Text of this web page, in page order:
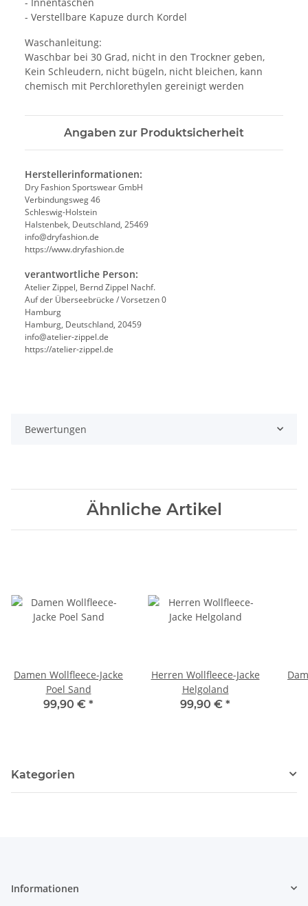
- Verstellbare Kapuze durch Kordel
Waschanleitung:
Waschbar bei 30 Grad, nicht in den Trockner geben,
Kein Schleudern, nicht bügeln, nicht bleichen, kann
chemisch mit Perchlorethylen gereinigt werden
Angaben zur Produktsicherheit
Herstellerinformationen:
Dry Fashion Sportswear GmbH
Verbindungsweg 46
Schleswig-Holstein
Halstenbek, Deutschland, 25469
info@dryfashion.de
https://www.dryfashion.de
verantwortliche Person:
Atelier Zippel, Bernd Zippel Nachf.
Auf der Überseebrücke / Vorsetzen 0
Hamburg
Hamburg, Deutschland, 20459
info@atelier-zippel.de
https://atelier-zippel.de
Bewertungen
Ähnliche Artikel
Damen Wollfleece-Jacke
Poel Sand
99,90 € *
Herren Wollfleece-Jacke
Helgoland
99,90 € *
Kategorien
Informationen